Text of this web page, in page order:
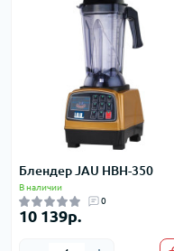
Блендер JAU HBH-350
В наличии
0
10 139р.